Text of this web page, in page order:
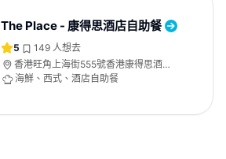
The Place - 康得思酒店自助餐
5 149 人想去
香港旺角上海街555號香港康得思酒店L
樓
海鮮、西式、酒店自助餐